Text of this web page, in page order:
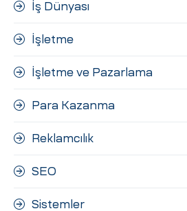
İş Dünyası
İşletme
İşletme ve Pazarlama
Para Kazanma
Reklamcılık
SEO
Sistemler